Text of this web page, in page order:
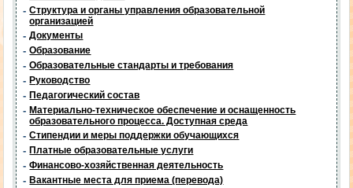
- Структура и органы управления образовательной
организацией
- Документы
- Образование
- Образовательные стандарты и требования
- Руководство
- Педагогический состав
- Материально-техническое обеспечение и оснащенность
образовательного процесса. Доступная среда
- Стипендии и меры поддержки обучающихся
- Платные образовательные услуги
- Финансово-хозяйственная деятельность
- Вакантные места для приема (перевода)